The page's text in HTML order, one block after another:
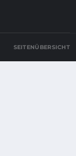
SEITENÜBERSICHT